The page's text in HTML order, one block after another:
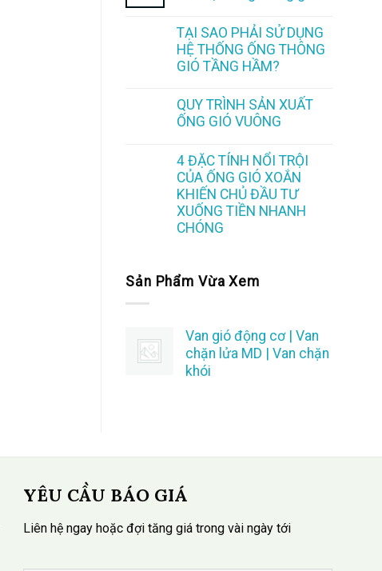
TẠI SAO PHẢI SỬ DỤNG
HỆ THỐNG ỐNG THÔNG
GIÓ TẦNG HẦM?
QUY TRÌNH SẢN XUẤT
ỐNG GIÓ VUÔNG
4 ĐẶC TÍNH NỔI TRỘI
CỦA ỐNG GIÓ XOẮN
KHIẾN CHỦ ĐẦU TƯ
XUỐNG TIỀN NHANH
CHÓNG
Sản Phẩm Vừa Xem
Van gió động cơ | Van
chặn lửa MD | Van chặn
khói
YÊU CẦU BÁO GIÁ
Liên hệ ngay hoặc đợi tăng giá trong vài ngày tới